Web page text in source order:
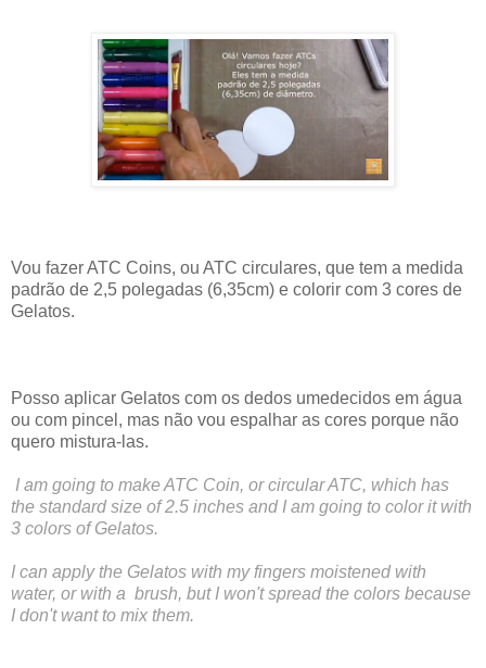
Vou fazer ATC Coins, ou ATC circulares, que tem a medida
padrão de 2,5 polegadas (6,35cm) e colorir com 3 cores de
Gelatos.
Posso aplicar Gelatos com os dedos umedecidos em água
ou com pincel, mas não vou espalhar as cores porque não
quero mistura-las.
I am going to make ATC Coin, or circular ATC, which has
the standard size of 2.5 inches and I am going to color it with
3 colors of Gelatos.
I can apply the Gelatos with my fingers moistened with
water, or with a brush, but I won't spread the colors because
I don't want to mix them.